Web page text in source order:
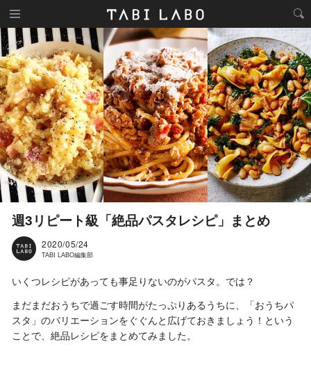
週3リピート級「絶品パスタレシピ」まとめ
2020/05/24
TABI LABO編集部
いくつレシピがあっても事足りないのがパスタ。では？
まだまだおうちで過ごす時間がたっぷりあるうちに、「おうちパ
スタ」のバリエーションをぐぐんと広げておきましょう！という
ことで、絶品レシピをまとめてみました。